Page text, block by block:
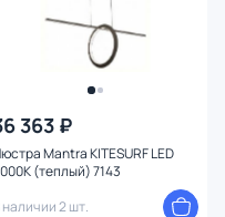
363 ₽
Mantra KITESURF LED
(теплый) 7143
наличии 2 шт.